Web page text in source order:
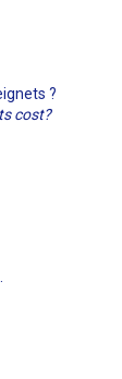
?
cost?